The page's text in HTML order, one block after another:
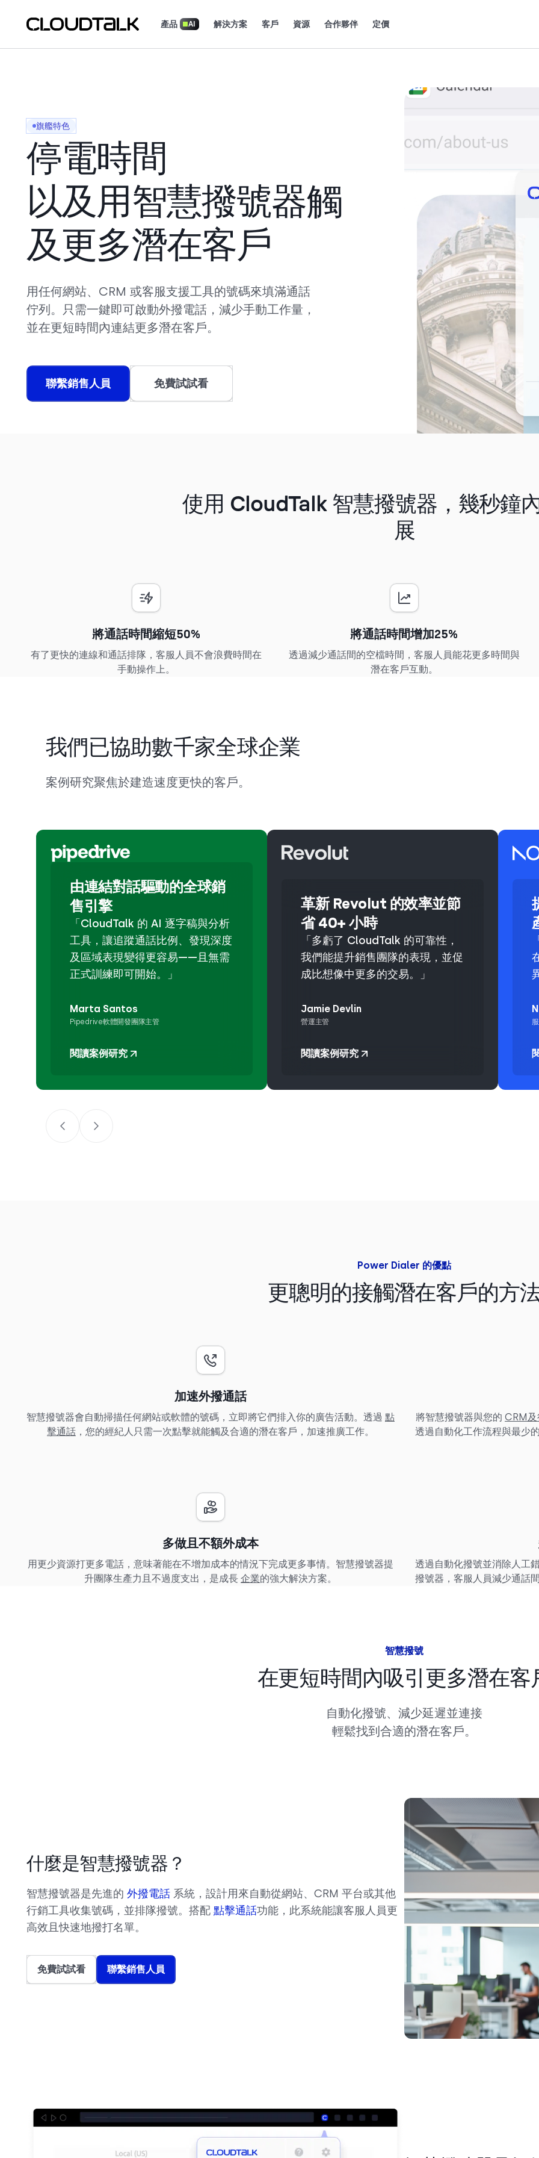
產品 AI 解決方案 客戶 資源 合作夥伴 定價
旗艦特色
停電時間
以及用智慧撥號器觸
及更多潛在客戶
用任何網站、CRM 或客服支援工具的號碼來填滿通話
佇列。只需一鍵即可啟動外撥電話，減少手動工作量，
並在更短時間內連結更多潛在客戶。
聯繫銷售人員 免費試試看
使用 CloudTalk 智慧撥號器，幾秒鐘
展
將通話時間縮短50%
有了更快的連線和通話排隊，客服人員不會浪費時間在
手動操作上。
將通話時間增加25%
透過減少通話間的空檔時間，客服人員能花更多時間與
潛在客戶互動。
我們已協助數千家全球企業
案例研究聚焦於建造速度更快的客戶。
由連結對話驅動的全球銷
售引擎
「CloudTalk 的 AI 逐字稿與分析
工具，讓追蹤通話比例、發現深度
及區域表現變得更容易——且無需
正式訓練即可開始。」
Marta Santos
Pipedrive軟體開發團隊主管
閱讀案例研究
革新 Revolut 的效率並節
省 40+ 小時
「多虧了 CloudTalk 的可靠性，
我們能提升銷售團隊的表現，並促
成比想像中更多的交易。」
Jamie Devlin
營運主管
閱讀案例研究
Power Dialer 的優點
更聰明的接觸潛在客戶的方
加速外撥通話
智慧撥號器會自動掃描任何網站或軟體的號碼，立即將它們排入你的廣告活動。透過 點
擊通話 ，您的經紀人只需一次點擊就能觸及合適的潛在客戶，加速推廣工作。
將智慧撥號器與您的 CRM
透過自動化工作流程與最少
多做且不額外成本
用更少資源打更多電話，意味著能在不增加成本的情況下完成更多事情。智慧撥號器提
升團隊生產力且不過度支出，是成長 企業的強大解決方案。
透過自動化撥號並消除人工
撥號器，客服人員減少通話
智慧撥號
在更短時間內吸引更多潛在客
自動化撥號、減少延遲並連接
輕鬆找到合適的潛在客戶。
什麼是智慧撥號器？
智慧撥號器是先進的 外撥電話 系統，設計用來自動從網站、CRM 平台或其他
行銷工具收集號碼，並排隊撥號。搭配 點擊通話功能，此系統能讓客服人員更
高效且快速地撥打名單。
免費試試看 聯繫銷售人員